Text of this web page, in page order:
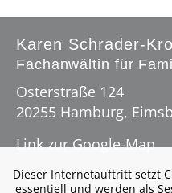
Karen Schrader-
Fachanwältin für
Osterstraße 124
20255 Hamburg,
Link zur Google-Map
Tel.: 040 / 41 35 41 28
Dieser Internetauftritt setzt
essentiell und werden als